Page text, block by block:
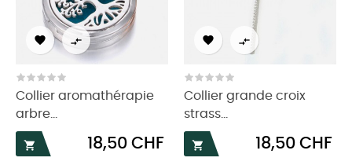
 
Collier aromathérapie
arbre...

Prix
18,50 CHF
 
Collier grande croix
strass...

Prix
18,50 CHF